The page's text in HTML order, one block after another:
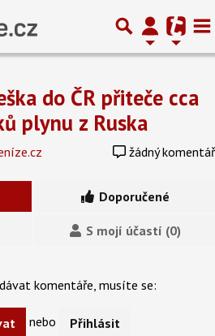
do ČR přiteče cca
plynu z Ruska
žádný komentář
Doporučené
S mojí účastí (0)
komentáře, musíte se:
nebo Přihlásit